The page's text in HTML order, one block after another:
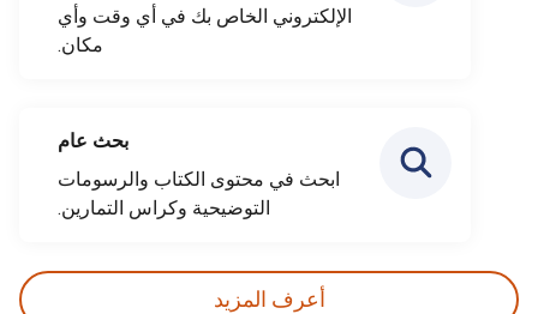
الإلكتروني الخاص بك في أي وقت وأي
مكان.
بحث عام
ابحث في محتوى الكتاب والرسومات
التوضيحية وكراس التمارين.
أعرف المزيد